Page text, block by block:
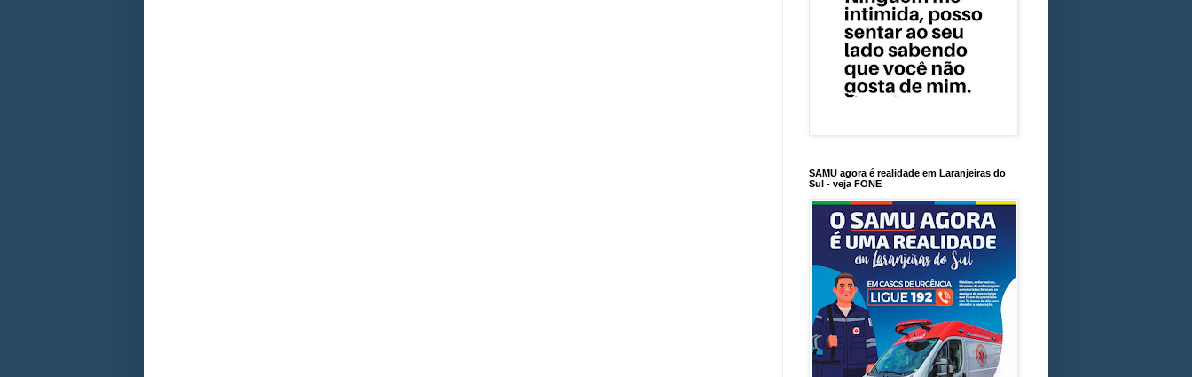
SAMU agora é realidade em Laranjeiras do
Sul - veja FONE